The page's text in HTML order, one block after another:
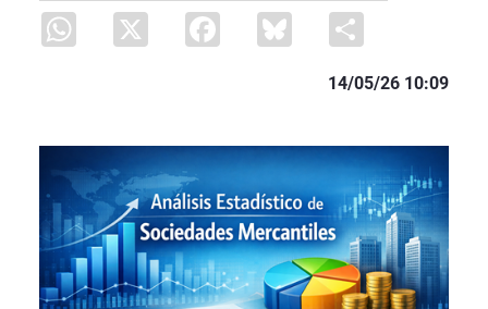
WhatsApp
X Facebook Bluesky
14/05/26 10:09